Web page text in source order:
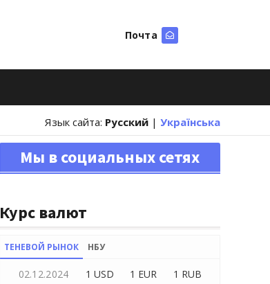
Почта
Язык сайта: Русский | Українська
Мы в социальных сетях
Курс валют
ТЕНЕВОЙ РЫНОК НБУ
02.12.2024 1 USD 1 EUR 1 RUB